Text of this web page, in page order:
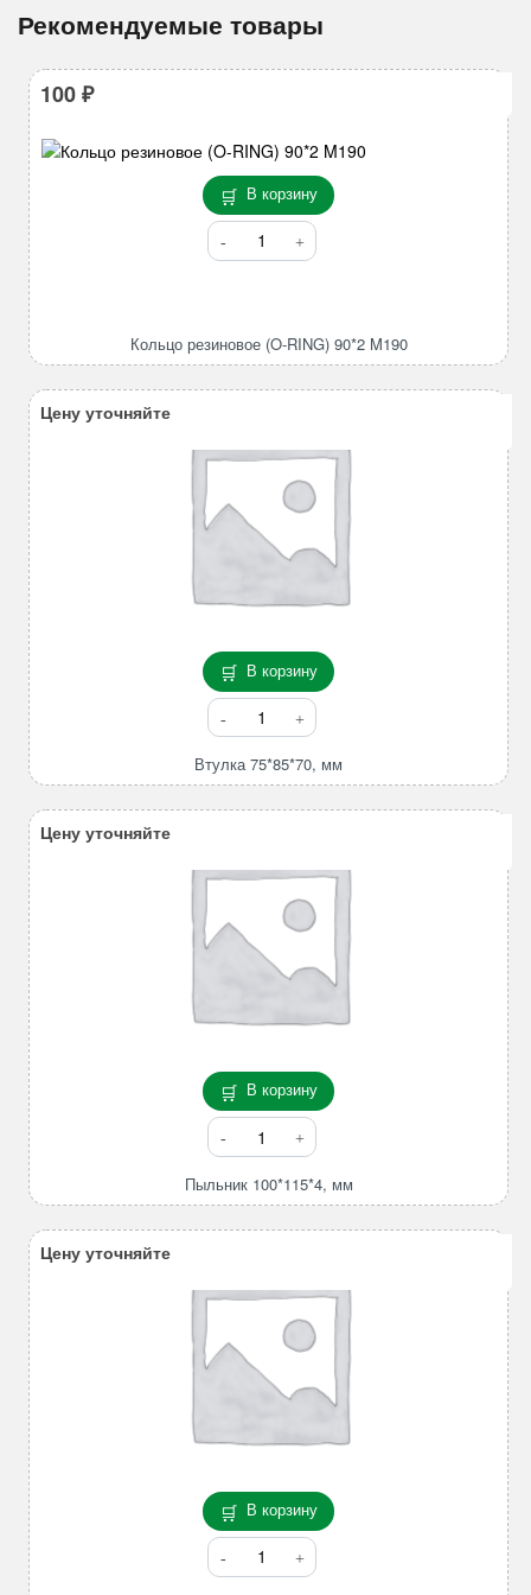
Рекомендуемые товары
В корзину
Количество
товара
RING)
Кольцо резиновое (O-RING) 90*2 M190
100₽
В корзину
Количество
товара
Втулка
75*85*70,
мм
Втулка 75*85*70, мм
Цену уточняйте
В корзину
Количество
товара
Пыльник
100*115*4,
мм
Пыльник 100*115*4, мм
Цену уточняйте
В корзину
Количество
товара
Цену уточняйте